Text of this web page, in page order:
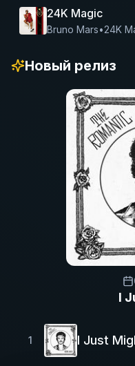
24K Magic
Bruno Mars•24K
Новый релиз
I
1 I Just